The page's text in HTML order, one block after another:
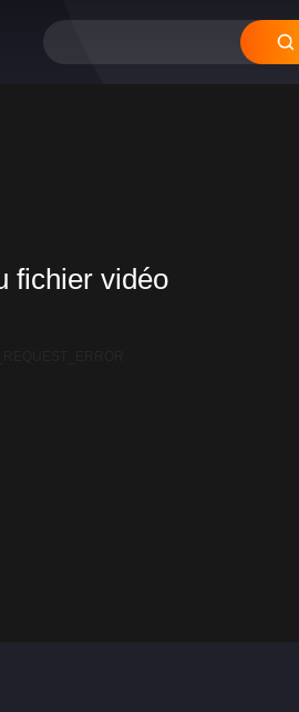
fichier vidéo